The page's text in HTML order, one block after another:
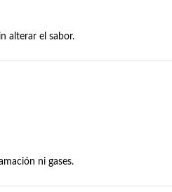
alterar el sabor.
ni gases.